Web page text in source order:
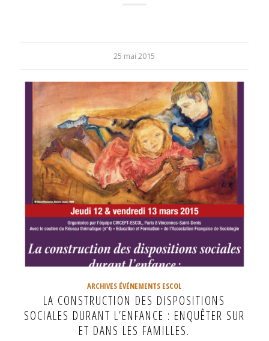
25 mai 2015
ARCHIVES ÉVÉNEMENTS ESCOL
LA CONSTRUCTION DES DISPOSITIONS
SOCIALES DURANT L’ENFANCE : ENQUÊTER SUR
ET DANS LES FAMILLES.